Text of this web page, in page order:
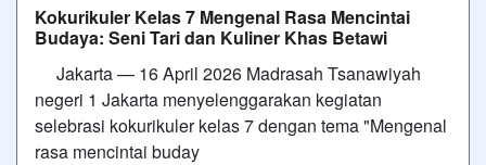
Kokurikuler Kelas 7 Mengenal Rasa Mencintai
Budaya: Seni Tari dan Kuliner Khas Betawi
Jakarta — 16 April 2026 Madrasah Tsanawiyah
negeri 1 Jakarta menyelenggarakan kegiatan
selebrasi kokurikuler kelas 7 dengan tema "Mengenal
rasa mencintai buday